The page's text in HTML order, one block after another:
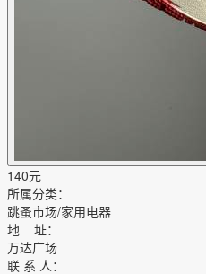
140元
所属分类：
跳蚤市场/家用电器
地 址：
万达广场
联 系 人：